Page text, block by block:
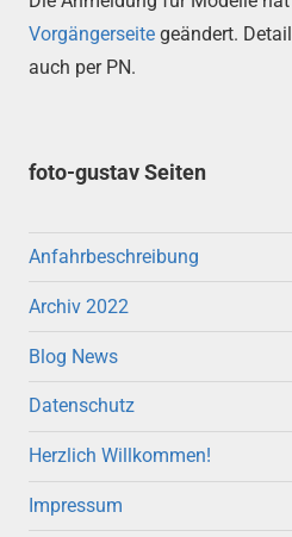
Vorgängerseite geändert.
auch per PN.
foto-gustav Seiten
Anfahrbeschreibung
Archiv 2022
Blog News
Datenschutz
Herzlich Willkommen!
Impressum